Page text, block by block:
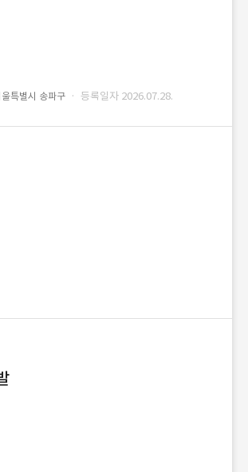
크를 기반으로 시스템을 구축
특별시 송파구 · 등록일자 2026.07.28.